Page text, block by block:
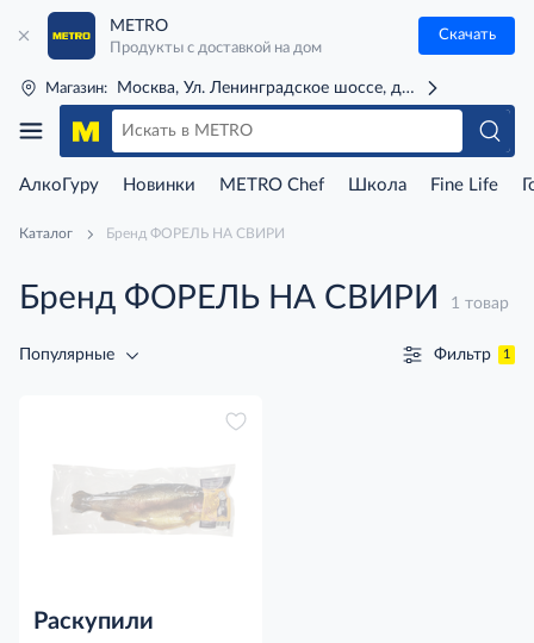
METRO
Продукты с доставкой на дом
Скачать
Магазин: Москва, Ул. Ленинградское шоссе, д. 71Г (м. Речной
АлкоГуру Новинки METRO Chef Школа Fine Life
Каталог Бренд ФОРЕЛЬ НА СВИРИ
Бренд ФОРЕЛЬ НА СВИРИ 1 товар
Популярные Фильтр 1
Раскупили